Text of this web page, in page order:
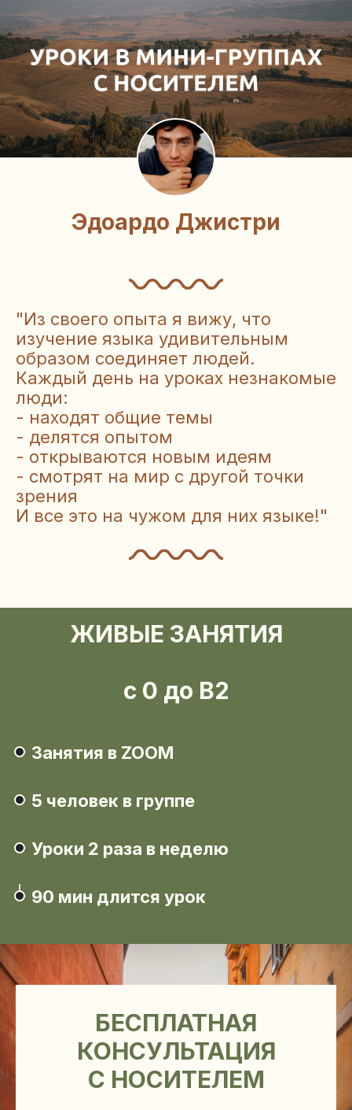
Эдоардо Джистри
"Из своего опыта я вижу, что
изучение языка удивительным
образом соединяет людей.
Каждый день на уроках незнакомые
люди:
- находят общие темы
- делятся опытом
- открываются новым идеям
- смотрят на мир с другой точки
зрения
И все это на чужом для них языке!"
ЖИВЫЕ ЗАНЯТИЯ
с 0 до B2
Занятия в ZOOM
5 человек в группе
Уроки 2 раза в неделю
90 мин длится урок
БЕСПЛАТНАЯ
КОНСУЛЬТАЦИЯ
С НОСИТЕЛЕМ